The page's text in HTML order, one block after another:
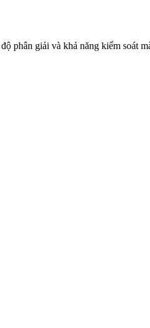
phân giải và khả năng kiểm soát